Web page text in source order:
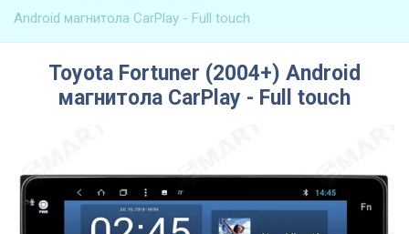
Android магнитола CarPlay - Full touch
Toyota Fortuner (2004+) Android
магнитола CarPlay - Full touch